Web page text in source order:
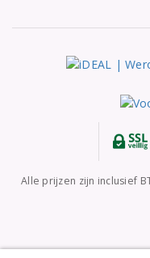
Alle prijzen zijn inclusief